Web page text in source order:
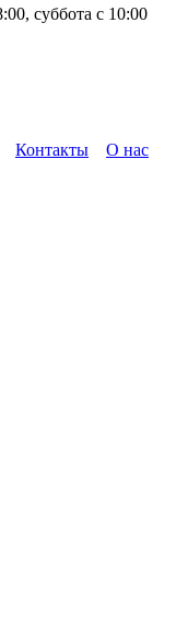
суббота с 10:00
Контакты О нас